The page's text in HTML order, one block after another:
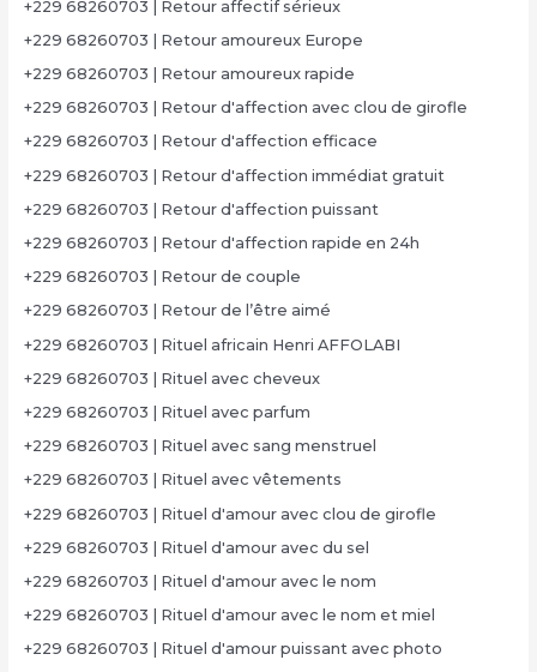
+229 68260703 | Retour affectif sérieux
+229 68260703 | Retour amoureux Europe
+229 68260703 | Retour amoureux rapide
+229 68260703 | Retour d'affection avec clou de girofle
+229 68260703 | Retour d'affection efficace
+229 68260703 | Retour d'affection immédiat gratuit
+229 68260703 | Retour d'affection puissant
+229 68260703 | Retour d'affection rapide en 24h
+229 68260703 | Retour de couple
+229 68260703 | Retour de l’être aimé
+229 68260703 | Rituel africain Henri AFFOLABI
+229 68260703 | Rituel avec cheveux
+229 68260703 | Rituel avec parfum
+229 68260703 | Rituel avec sang menstruel
+229 68260703 | Rituel avec vêtements
+229 68260703 | Rituel d'amour avec clou de girofle
+229 68260703 | Rituel d'amour avec du sel
+229 68260703 | Rituel d'amour avec le nom
+229 68260703 | Rituel d'amour avec le nom et miel
+229 68260703 | Rituel d'amour puissant avec photo